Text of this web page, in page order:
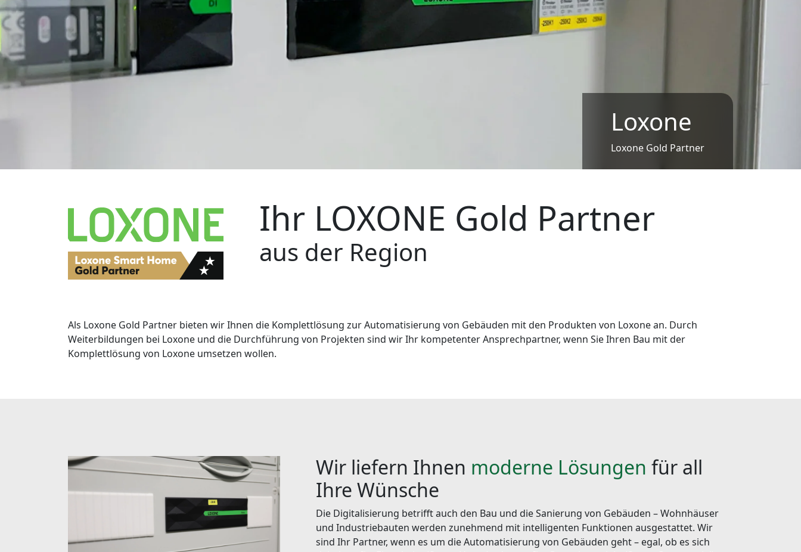
Loxone
Loxone Gold Partner
Ihr LOXONE Gold Partner
aus der Region
Als Loxone Gold Partner bieten wir Ihnen die Komplettlösung zur Automatisierung von Gebäuden mit den Produkten von Loxone an. Durch
Weiterbildungen bei Loxone und die Durchführung von Projekten sind wir Ihr kompetenter Ansprechpartner, wenn Sie Ihren Bau mit der
Komplettlösung von Loxone umsetzen wollen.
Wir liefern Ihnen moderne Lösungen für all
Ihre Wünsche
Die Digitalisierung betrifft auch den Bau und die Sanierung von Gebäuden – Wohnhäuser
und Industriebauten werden zunehmend mit intelligenten Funktionen ausgestattet. Wir
sind Ihr Partner, wenn es um die Automatisierung von Gebäuden geht – egal, ob es sich